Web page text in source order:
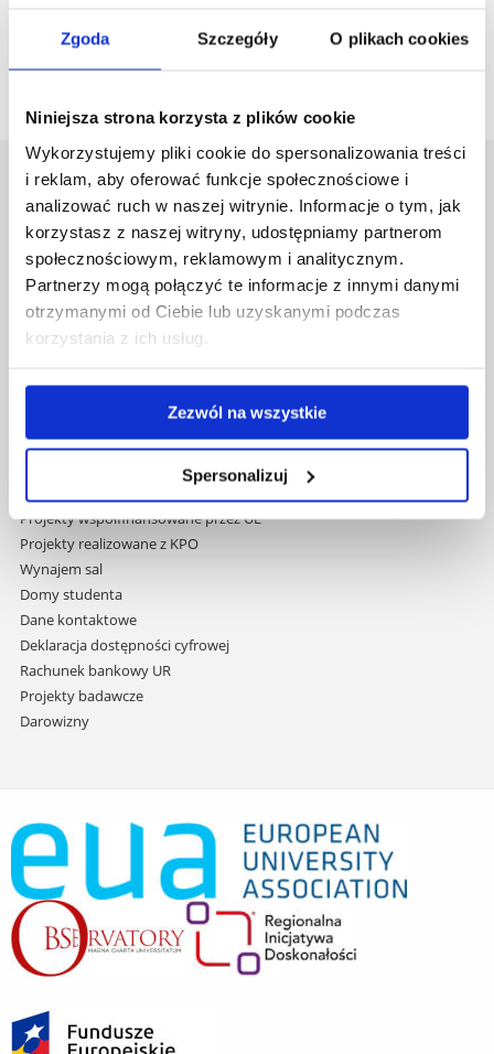
Zgoda Szczegóły O plikach cookies
Niniejsza strona korzysta z plików cookie
Wykorzystujemy pliki cookie do spersonalizowania treści
i reklam, aby oferować funkcje społecznościowe i
analizować ruch w naszej witrynie. Informacje o tym, jak
korzystasz z naszej witryny, udostępniamy partnerom
społecznościowym, reklamowym i analitycznym.
Partnerzy mogą połączyć te informacje z innymi danymi
otrzymanymi od Ciebie lub uzyskanymi podczas
korzystania z ich usług.
Zezwól na wszystkie
Spersonalizuj
Uniwersytet Rzeszowski
Al. Tadeusza Rejtana 16C
35-959 Rzeszów
Pomiń
nawigację
do
Polityka prywatności
Mapa serwisu
Biblioteka
Covid info
Praca na UR
Projekty współfinansowane przez UE
Projekty realizowane z KPO
Wynajem sal
Domy studenta
Dane kontaktowe
Deklaracja dostępności cyfrowej
Rachunek bankowy UR
Projekty badawcze
Darowizny